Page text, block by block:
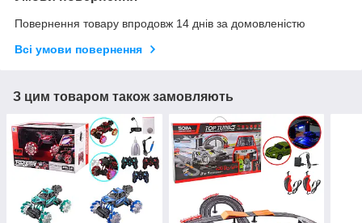
Повернення товару впродовж 14 днів за домовленістю
Всі умови повернення
З цим товаром також замовляють